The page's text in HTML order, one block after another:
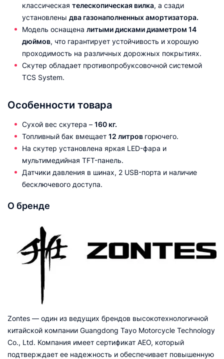
классическая телескопическая вилка, а сзади
установлены два газонаполненных амортизатора.
Модель оснащена литыми дисками диаметром 14
дюймов, что гарантирует устойчивость и хорошую
проходимость на различных дорожных покрытиях.
Скутер обладает противопробуксовочной системой
TCS System.
Особенности товара
Сухой вес скутера – 160 кг.
Топливный бак вмещает 12 литров горючего.
На скутер установлена яркая LED-фара и
мультимедийная TFT-панель.
Датчики давления в шинах, 2 USB-порта и наличие
бесключевого доступа.
О бренде
Zontes — один из ведущих брендов высокотехнологичной
китайской компании Guangdong Tayo Motorcycle Technology
Co., Ltd. Компания имеет сертификат AEO, который
подтверждает ее надежность и обеспечивает повышенную